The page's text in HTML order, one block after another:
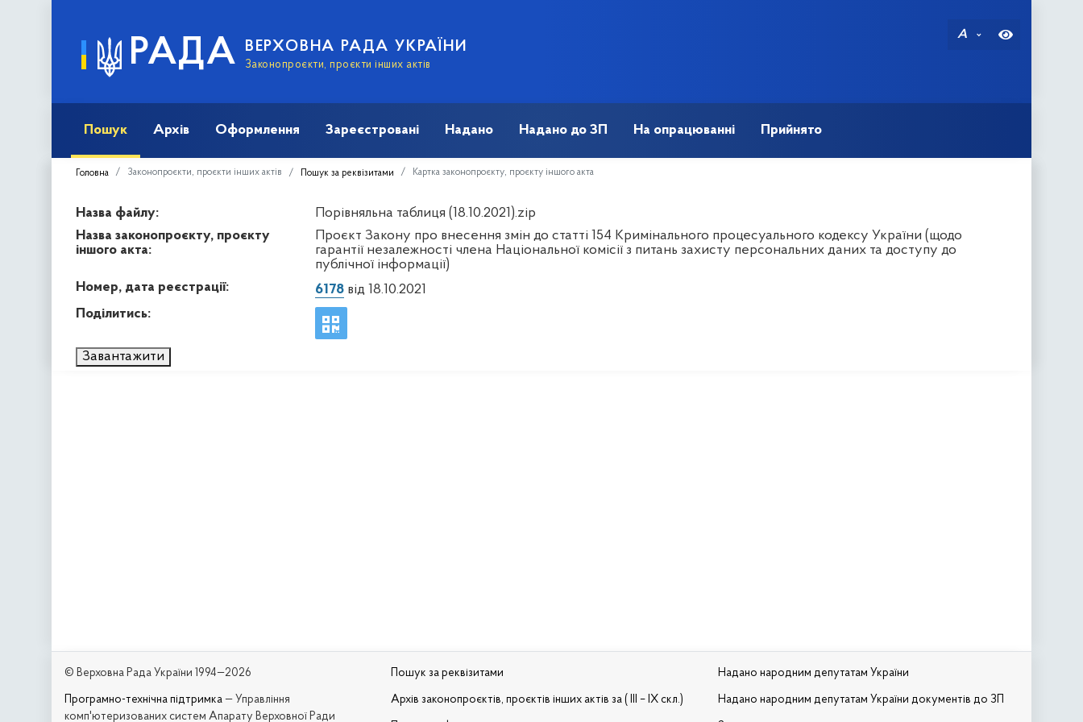
РАДА ВЕРХОВНА РАДА УКРАЇНИ
Законопроєкти, проєкти інших актів
A
Пошук Архів Оформлення Зареєстровані Надано Надано до ЗП На опрацюванні Прийнято
Головна Законопроєкти, проєкти інших актів Пошук за реквізитами Картка законопроєкту, проєкту іншого акта
Назва файлу:
Порівняльна таблиця (18.10.2021).zip
Назва законопроєкту, проєкту
іншого акта:
Проєкт Закону про внесення змін до статті 154 Кримінального процесуального кодексу України (щодо
гарантії незалежності члена Національної комісії з питань захисту персональних даних та доступу до
публічної інформації)
Номер, дата реєстрації:
6178від 18.10.2021
Поділитись:
Завантажити
© Верховна Рада України 1994—2026
Програмно-технічна підтримка — Управління
комп'ютеризованих систем Апарату Верховної Ради
Пошук за реквізитами
Архів законопроєктів, проєктів інших актів за ( III – IX скл.)
Надано народним депутатам України
Надано народним депутатам України документів до ЗП